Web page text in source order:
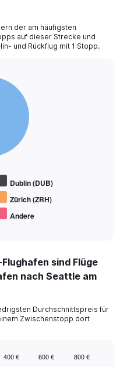
der am häufigsten
auf dieser Strecke und
und Rückflug mit 1 Stopp.
Dublin (DUB)
Zürich (ZRH)
Andere
sind Flüge
nach Seattle am
Durchschnittspreis für
Zwischenstopp dort
400 € 600 € 800 €